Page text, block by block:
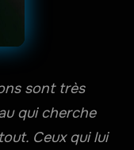
sont très
qui cherche
Ceux qui lui